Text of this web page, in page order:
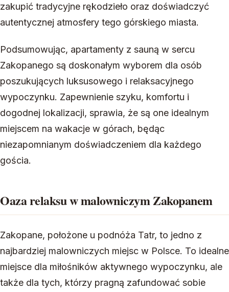
zakupić tradycyjne rękodzieło oraz doświadczyć
autentycznej atmosfery tego górskiego miasta.
Podsumowując, apartamenty z sauną w sercu
Zakopanego są doskonałym wyborem dla osób
poszukujących luksusowego i relaksacyjnego
wypoczynku. Zapewnienie szyku, komfortu i
dogodnej lokalizacji, sprawia, że są one idealnym
miejscem na wakacje w górach, będąc
niezapomnianym doświadczeniem dla każdego
gościa.
Oaza relaksu w malowniczym Zakopanem
Zakopane, położone u podnóża Tatr, to jedno z
najbardziej malowniczych miejsc w Polsce. To idealne
miejsce dla miłośników aktywnego wypoczynku, ale
także dla tych, którzy pragną zafundować sobie